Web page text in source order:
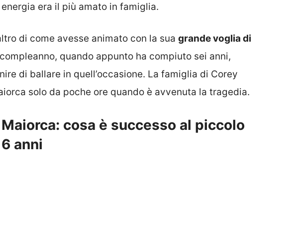
era il più amato in famiglia.
di come avesse animato con la sua grande voglia di
quando appunto ha compiuto sei anni,
di ballare in quell’occasione. La famiglia di Corey
solo da poche ore quando è avvenuta la tragedia.
cosa è successo al piccolo
anni